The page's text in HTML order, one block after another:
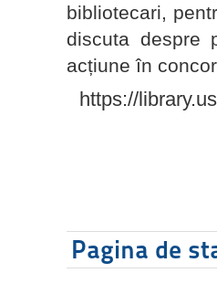
bibliotecari,
discuta despre
acțiune în
https://
Pagina de